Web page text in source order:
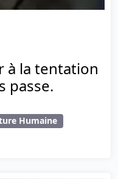
à la tentation
passe.
Humaine